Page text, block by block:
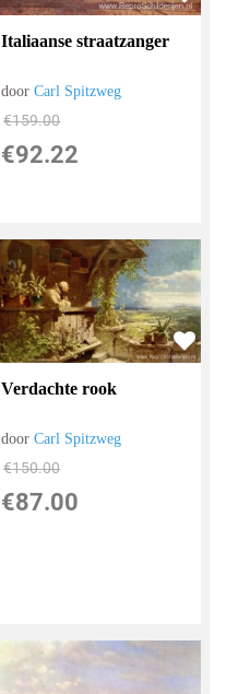
Italiaanse straatzanger
doorCarl Spitzweg
€159.00
€92.22
Verdachte rook
doorCarl Spitzweg
€150.00
€87.00